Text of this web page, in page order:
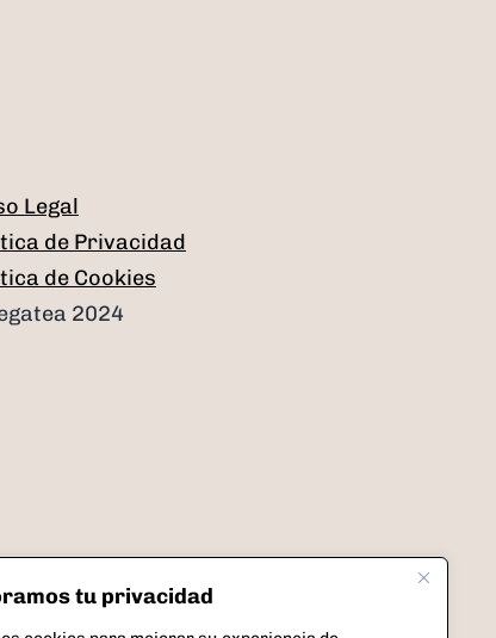
tu privacidad
Legal
de Privacidad
de Cookies
2024